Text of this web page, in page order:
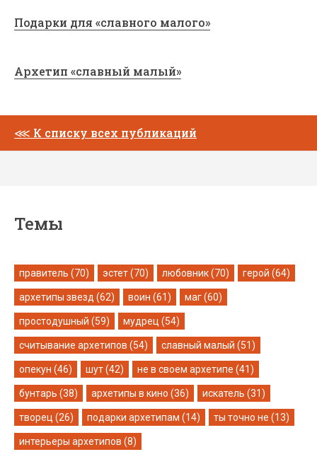
Подарки для «славного малого»
Архетип «славный малый»
⋘ К списку всех публикаций
Темы
правитель (70) эстет (70) любовник (70) герой (64)
архетипы звезд (62) воин (61) маг (60)
простодушный (59) мудрец (54)
считывание архетипов (54) славный малый (51)
опекун (46) шут (42) не в своем архетипе (41)
бунтарь (38) архетипы в кино (36) искатель (31)
творец (26) подарки архетипам (14) ты точно не (13)
интерьеры архетипов (8)